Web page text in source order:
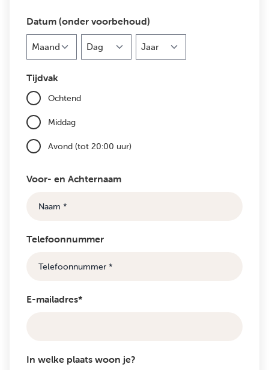
Datum (onder voorbehoud)
Tijdvak
Ochtend
Middag
Avond (tot 20:00 uur)
Voor- en Achternaam
Telefoonnummer
E-mailadres*
In welke plaats woon je?